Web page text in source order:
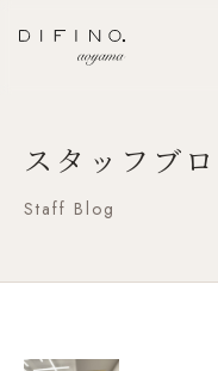
スタッフブ
Staff Blog